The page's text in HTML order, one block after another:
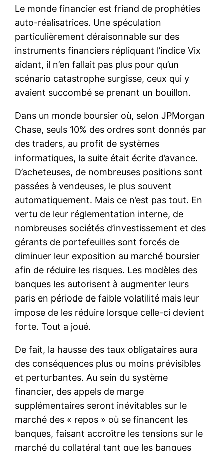
Le monde financier est friand de prophéties
auto-réalisatrices. Une spéculation
particulièrement déraisonnable sur des
instruments financiers répliquant l’indice Vix
aidant, il n’en fallait pas plus pour qu’un
scénario catastrophe surgisse, ceux qui y
avaient succombé se prenant un bouillon.
Dans un monde boursier où, selon JPMorgan
Chase, seuls 10% des ordres sont donnés par
des traders, au profit de systèmes
informatiques, la suite était écrite d’avance.
D’acheteuses, de nombreuses positions sont
passées à vendeuses, le plus souvent
automatiquement. Mais ce n’est pas tout. En
vertu de leur réglementation interne, de
nombreuses sociétés d’investissement et des
gérants de portefeuilles sont forcés de
diminuer leur exposition au marché boursier
afin de réduire les risques. Les modèles des
banques les autorisent à augmenter leurs
paris en période de faible volatilité mais leur
impose de les réduire lorsque celle-ci devient
forte. Tout a joué.
De fait, la hausse des taux obligataires aura
des conséquences plus ou moins prévisibles
et perturbantes. Au sein du système
financier, des appels de marge
supplémentaires seront inévitables sur le
marché des « repos » où se financent les
banques, faisant accroître les tensions sur le
marché du collatéral tant que les banques